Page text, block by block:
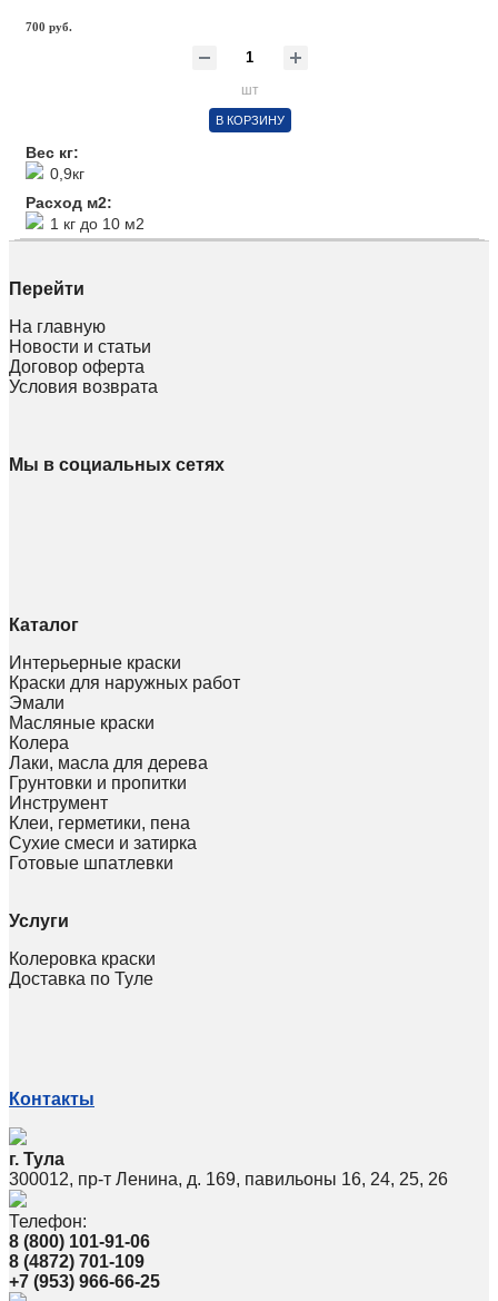
700 руб.
шт
В КОРЗИНУ
Вес кг:
0,9кг
Расход м2:
1 кг до 10 м2
Перейти
На главную
Новости и статьи
Договор оферта
Условия возврата
Мы в социальных сетях
Каталог
Интерьерные краски
Краски для наружных работ
Эмали
Масляные краски
Колера
Лаки, масла для дерева
Грунтовки и пропитки
Инструмент
Клеи, герметики, пена
Сухие смеси и затирка
Готовые шпатлевки
Услуги
Колеровка краски
Доставка по Туле
Контакты
г. Тула
300012, пр-т Ленина, д. 169, павильоны 16, 24, 25, 26
Телефон:
8 (800) 101-91-06
8 (4872) 701-109
+7 (953) 966-66-25